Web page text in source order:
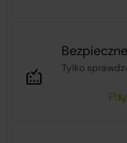
Tylko